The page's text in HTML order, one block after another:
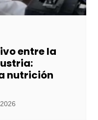
entre la
nutrición